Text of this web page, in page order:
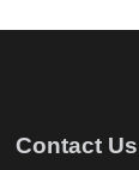
Contact Us